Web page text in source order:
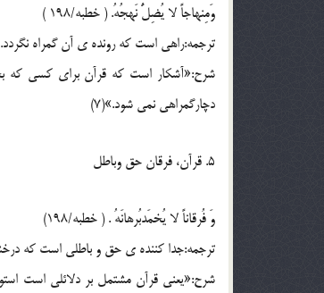
وَمِنهاجاً لا یُضِلُّ نَهجُهُ. ( خطبه/198 )
ترجمه:راهی است که رونده ی آن گمراه نگردد.
شرح:«آشکار است که قرآن برای کسی که
دچارگمراهی نمی شود.»(7)
5. قرآن، فرقان حق وباطل
وَ فُرقاناً لا یُخمَدبُرهانَهُ . ( خطبه/198)
ترجمه:جدا کننده ی حق و باطلی است که
شرح:«یعنی قرآن مشتمل بر دلائلی است